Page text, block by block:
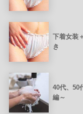
下着女装
き
40代、50
編～